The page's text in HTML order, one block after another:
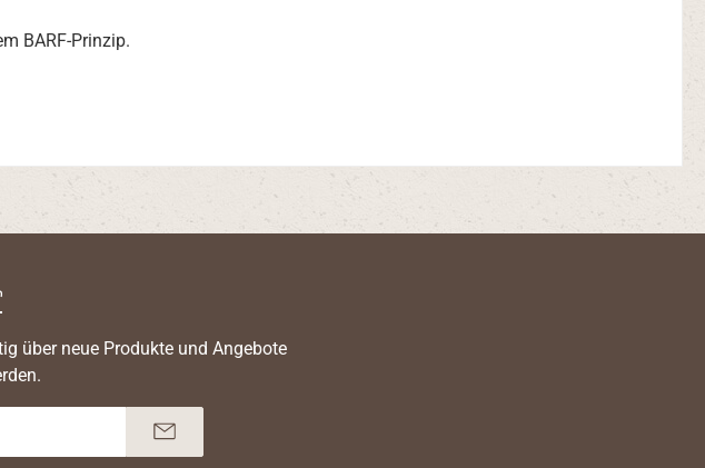
BARF-Prinzip.
über neue Produkte und Angebote